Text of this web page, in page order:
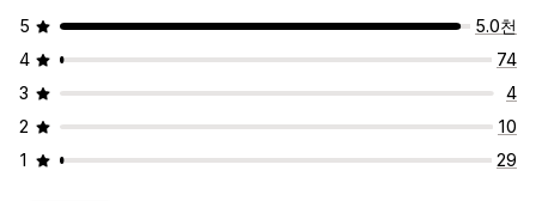
5
5.0천
4
74
3
4
2
10
1
29